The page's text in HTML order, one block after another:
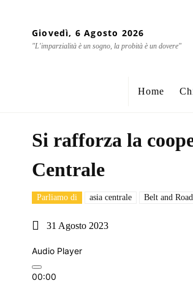
Giovedì, 6 Agosto 2026
"L'imparzialità è un sogno, la probità è un dovere"
Home
Si rafforza la
Centrale
Parliamo di asia centrale Belt and
31 Agosto 2023
Audio Player
00:00